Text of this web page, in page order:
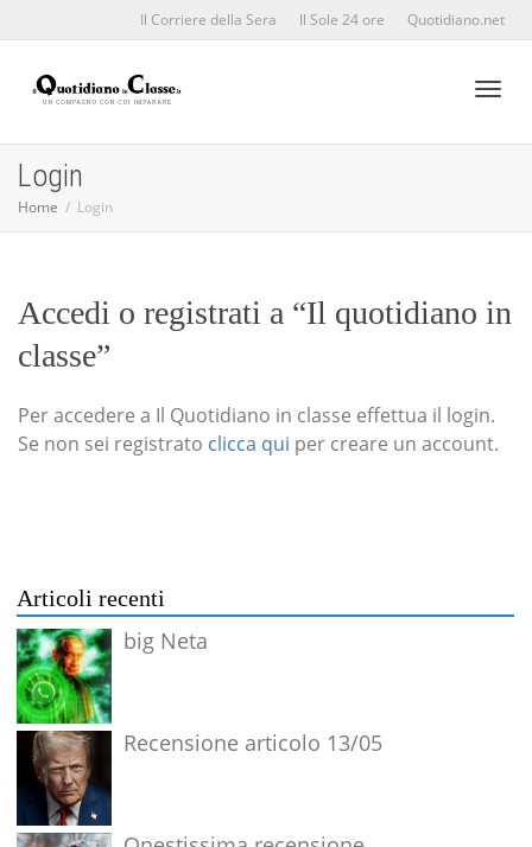
Il Corriere della Sera Il Sole 24 ore Quotidiano.net
Login
Home Login
Accedi o registrati a “Il quotidiano in
classe”
Per accedere a Il Quotidiano in classe effettua il login.
Se non sei registrato clicca qui per creare un account.
Articoli recenti
big Neta
Recensione articolo 13/05